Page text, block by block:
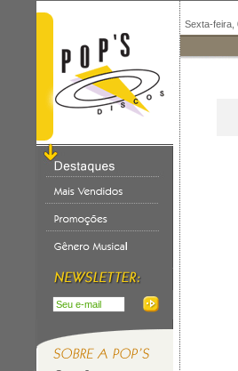
Sexta-feira,